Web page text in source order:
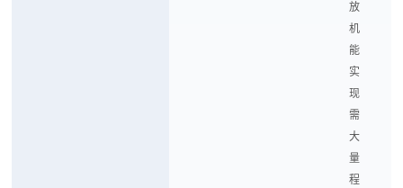
放
机
能
实
现
需
大
量
程